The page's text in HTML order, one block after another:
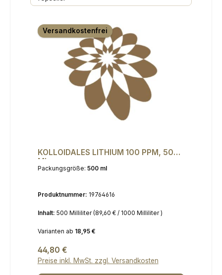
Versandkostenfrei
KOLLOIDALES LITHIUM 100 PPM, 500
ML
Packungsgröße: 500 ml
Produktnummer: 19764616
Inhalt: 500 Milliliter(89,60 € / 1000 Milliliter )
Varianten ab 18,95 €
Regulärer Preis:
44,80 €
Preise inkl. MwSt. zzgl. Versandkosten